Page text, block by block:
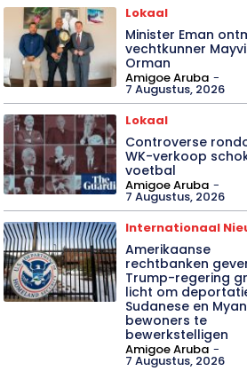
Lokaal
Minister Eman
vechtkunner
Orman
Amigoe Aruba -
7 Augustus, 2026
Lokaal
Controverse
WK-verkoop
voetbal
Amigoe Aruba -
7 Augustus, 2026
Internationaal
Amerikaanse
rechtbanken
Trump-regering
licht om
Sudanese en
bewoners te
bewerkstelligen
Amigoe Aruba -
7 Augustus, 2026